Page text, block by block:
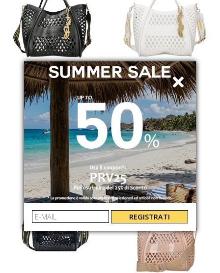
SENSI
FLAMINGO BAG
021B001
€ 85.00
SENSI
FLAMINGO BAG
021B002
€ 85.00
REGISTRATI